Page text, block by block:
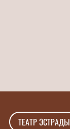
ТЕАТР ЭСТРАДЫ